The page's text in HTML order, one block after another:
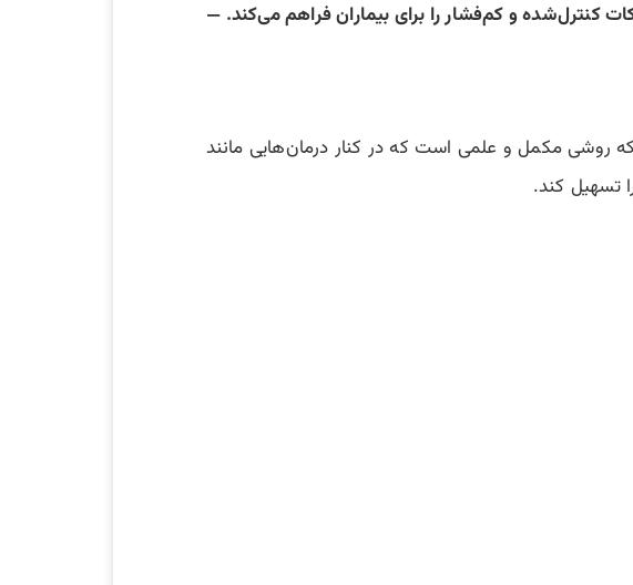
کنترل‌شده و کم‌فشار را برای بیماران فراهم می‌کند. —
روشی مکمل و علمی است که در کنار درمان‌هایی مانند
تسهیل کند.